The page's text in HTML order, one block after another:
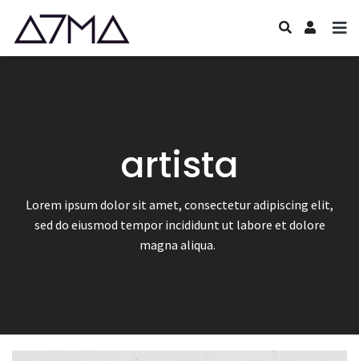
artista
Lorem ipsum dolor sit amet, consectetur adipiscing elit,
sed do eiusmod tempor incididunt ut labore et dolore
magna aliqua.